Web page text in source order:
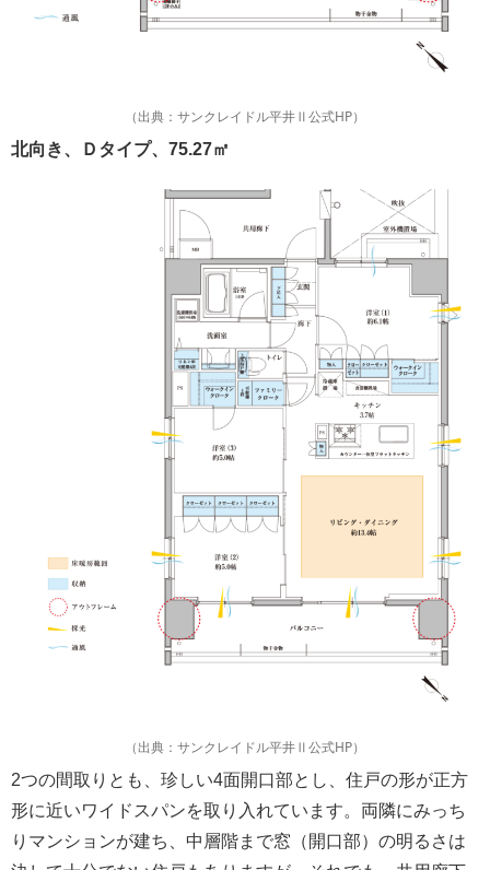
（出典：サンクレイドル平井Ⅱ公式HP）
北向き、Ｄタイプ、75.27㎡
（出典：サンクレイドル平井Ⅱ公式HP）
2つの間取りとも、珍しい4面開口部とし、住戸の形が正方
形に近いワイドスパンを取り入れています。両隣にみっち
りマンションが建ち、中層階まで窓（開口部）の明るさは